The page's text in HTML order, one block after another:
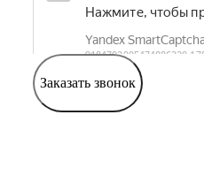
Заказать звонок